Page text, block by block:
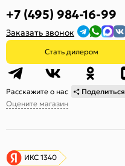
+7 (495) 984-16-99
Заказать звонок
Стать дилером
Расскажите о нас
Поделиться
Оцените магазин
ИКС 1340